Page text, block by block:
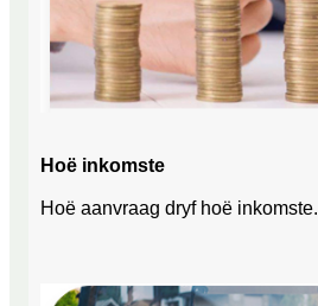
Hoë inkomste
Hoë aanvraag dryf hoë inkomste.